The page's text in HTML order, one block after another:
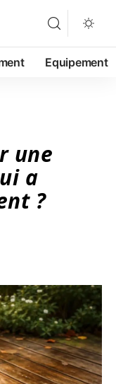
Equipement
une
a
?